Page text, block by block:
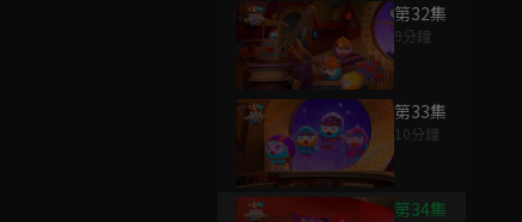
第32集
9分鐘
第33集
10分鐘
第34集